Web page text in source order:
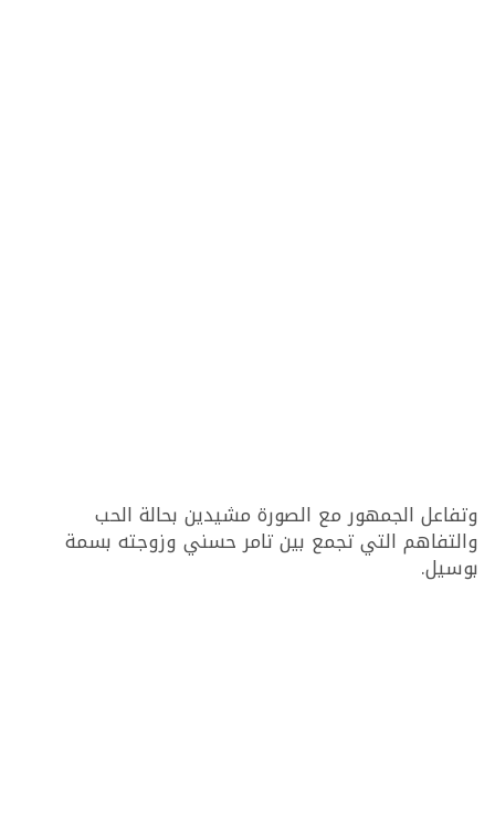
وتفاعل الجمهور مع الصورة مشيدين بحالة الحب
والتفاهم التي تجمع بين تامر حسني وزوجته بسمة
بوسيل.